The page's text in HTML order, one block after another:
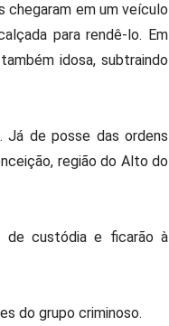
chegaram em um veículo
para rendê-lo. Em
idosa, subtraindo
Já de posse das ordens
região do Alto do
de custódia e ficarão à
do grupo criminoso.